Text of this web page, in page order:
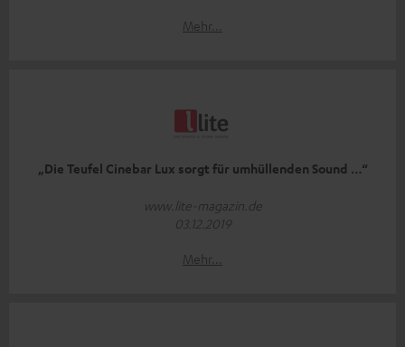
Mehr...
„Die Teufel Cinebar Lux sorgt für umhüllenden Sound …“
www.lite-magazin.de
03.12.2019
Mehr...